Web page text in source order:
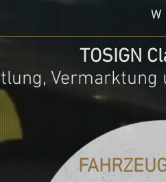
TOSIGN
Vermarktung